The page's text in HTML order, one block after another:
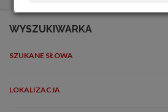
WYSZUKIWARKA
SZUKANE SŁOWA
LOKALIZACJA